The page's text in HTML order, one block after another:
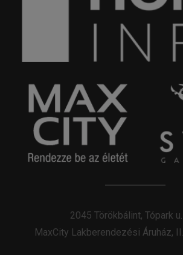
2045 Törökbálint, Tópark
MaxCity Lakberendezési Áruház,